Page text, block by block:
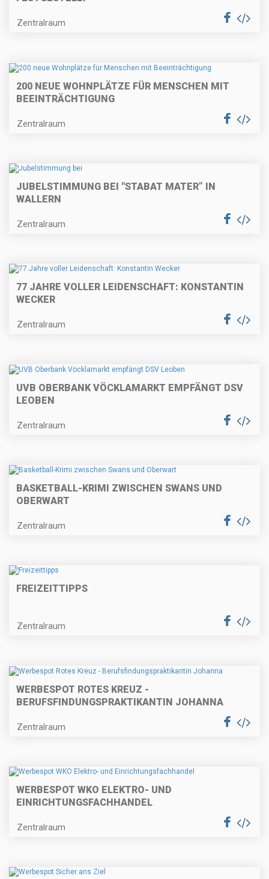
Zentralraum
200 NEUE WOHNPLÄTZE FÜR MENSCHEN MIT
BEEINTRÄCHTIGUNG
Zentralraum
JUBELSTIMMUNG BEI "STABAT MATER” IN
WALLERN
Zentralraum
77 JAHRE VOLLER LEIDENSCHAFT: KONSTANTIN
WECKER
Zentralraum
UVB OBERBANK VÖCKLAMARKT EMPFÄNGT DSV
LEOBEN
Zentralraum
BASKETBALL-KRIMI ZWISCHEN SWANS UND
OBERWART
Zentralraum
FREIZEITTIPPS
Zentralraum
WERBESPOT ROTES KREUZ -
BERUFSFINDUNGSPRAKTIKANTIN JOHANNA
Zentralraum
WERBESPOT WKO ELEKTRO- UND
EINRICHTUNGSFACHHANDEL
Zentralraum